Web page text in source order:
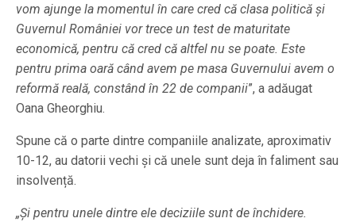
vom ajunge la momentul în care cred că clasa politică şi
Guvernul României vor trece un test de maturitate
economică, pentru că cred că altfel nu se poate. Este
pentru prima oară când avem pe masa Guvernului avem o
reformă reală, constând în 22 de companii”, a adăugat
Oana Gheorghiu.
Spune că o parte dintre companiile analizate, aproximativ
10-12, au datorii vechi și că unele sunt deja în faliment sau
insolvență.
„Și pentru unele dintre ele deciziile sunt de închidere.